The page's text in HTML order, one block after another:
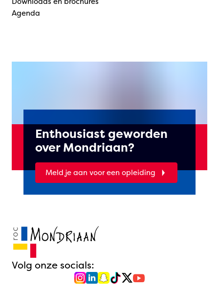
Agenda
Enthousiast geworden
over Mondriaan?
Meld je aan voor een opleiding
Volg onze socials: